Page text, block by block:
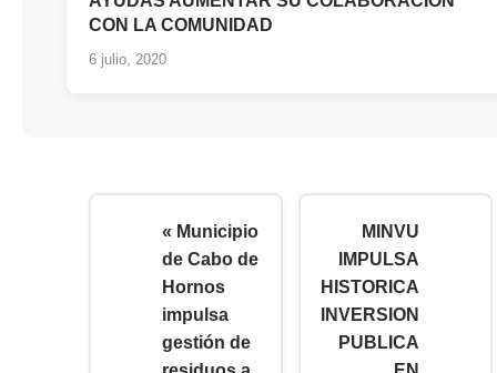
CON LA COMUNIDAD
6 julio, 2020
« Municipio
de Cabo de
Hornos
impulsa
gestión de
MINVU
IMPULSA
HISTORICA
INVERSION
PUBLICA